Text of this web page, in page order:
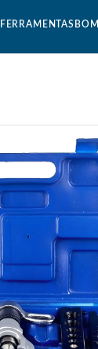
FERRAMENTAS